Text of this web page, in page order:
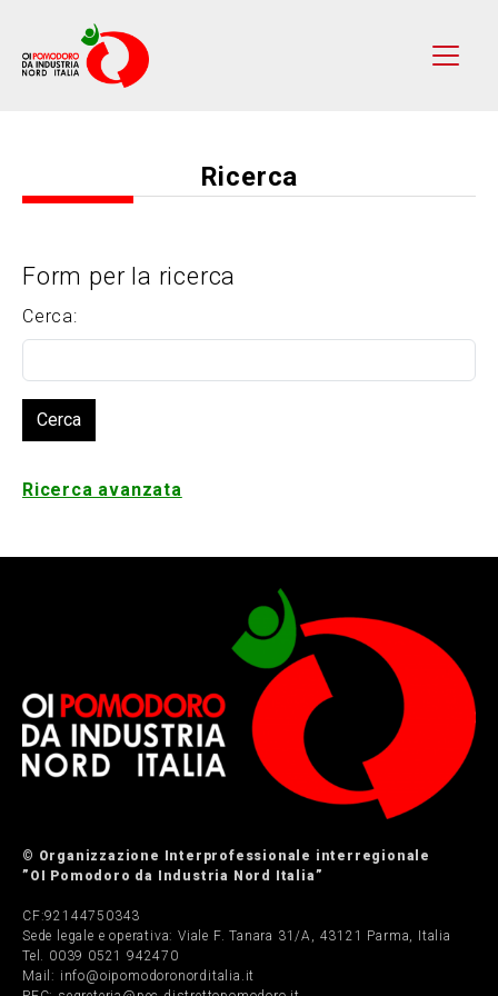
Ricerca
Form per la ricerca
Cerca:
Ricerca avanzata
© Organizzazione Interprofessionale interregionale
”OI Pomodoro da Industria Nord Italia”
CF:92144750343
Sede legale e operativa: Viale F. Tanara 31/A, 43121 Parma, Italia
Tel. 0039 0521 942470
Mail: info@oipomodoronorditalia.it